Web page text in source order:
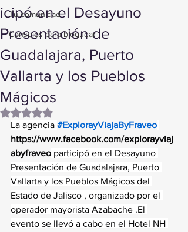
Tu comunidad
Consejos para bloguear
icipó en el Desayuno
Presentación de
Guadalajara, Puerto
Vallarta y los Pueblos
Mágicos
Obtuvo NaN de 5 estrellas.
La agencia #ExplorayViajaByFraveo
https://www.facebook.com/explorayviaj
abyfraveo participó en el Desayuno
Presentación de Guadalajara, Puerto
Vallarta y los Pueblos Mágicos del
Estado de Jalisco , organizado por el
operador mayorista Azabache .El
evento se llevó a cabo en el Hotel NH